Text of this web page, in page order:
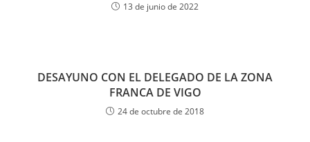
13 de junio de 2022
DESAYUNO CON EL DELEGADO DE LA ZONA
FRANCA DE VIGO
24 de octubre de 2018